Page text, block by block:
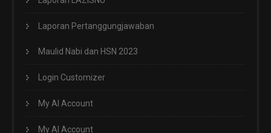
Laporan Pertanggungjawaban
Maulid Nabi dan HSN 2023
Login Customizer
My AI Account
My AI Account